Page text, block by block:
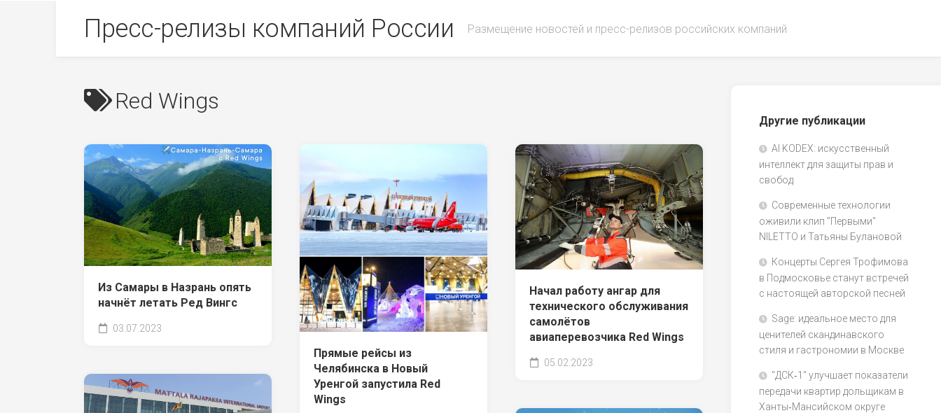
Пресс-релизы компаний России Размещение новостей и пресс-релизов российских компаний
Red Wings
Из Самары в Назрань опять
начнёт летать Ред Вингс
03.07.2023
Прямые рейсы из
Челябинска в Новый
Уренгой запустила Red
Wings
Начал работу ангар для
технического обслуживания
самолётов
авиаперевозчика Red Wings
05.02.2023
Другие публикации
AI KODEX: искусственный
интеллект для защиты прав и
свобод
Современные технологии
оживили клип "Первыми"
NILETTO и Татьяны Булановой
Концерты Сергея Трофимова
в Подмосковье станут встречей
с настоящей авторской песней
Sage: идеальное место для
ценителей скандинавского
стиля и гастрономии в Москве
"ДСК‑1" улучшает показатели
передачи квартир дольщикам в
Ханты‑Мансийском округе